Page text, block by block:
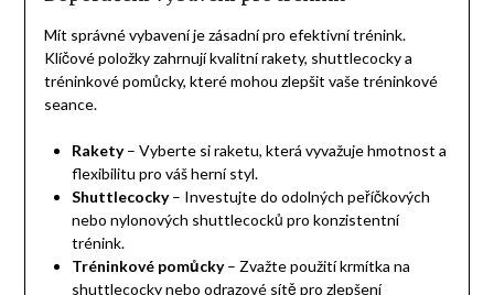
Mít správné vybavení je zásadní pro efektivní trénink.
Klíčové položky zahrnují kvalitní rakety, shuttlecocky a
tréninkové pomůcky, které mohou zlepšit vaše tréninkové
seance.
Rakety– Vyberte si raketu, která vyvažuje hmotnost a
flexibilitu pro váš herní styl.
Shuttlecocky– Investujte do odolných peříčkových
nebo nylonových shuttlecocků pro konzistentní
trénink.
Tréninkové pomůcky– Zvažte použití krmítka na
shuttlecocky nebo odrazové sítě pro zlepšení